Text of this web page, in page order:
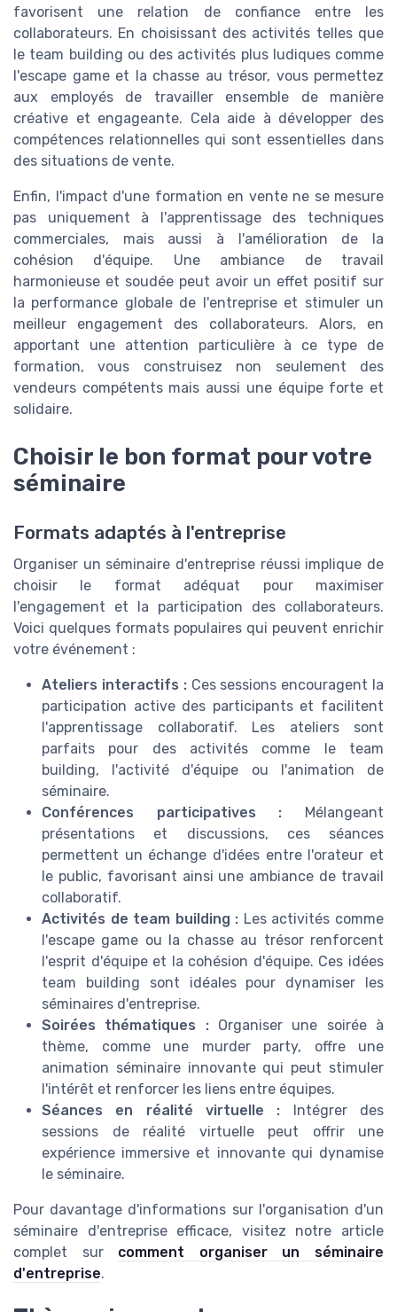
favorisent une relation de confiance entre les
collaborateurs. En choisissant des activités telles que
le team building ou des activités plus ludiques comme
l'escape game et la chasse au trésor, vous permettez
aux employés de travailler ensemble de manière
créative et engageante. Cela aide à développer des
compétences relationnelles qui sont essentielles dans
des situations de vente.
Enfin, l'impact d'une formation en vente ne se mesure
pas uniquement à l'apprentissage des techniques
commerciales, mais aussi à l'amélioration de la
cohésion d'équipe. Une ambiance de travail
harmonieuse et soudée peut avoir un effet positif sur
la performance globale de l'entreprise et stimuler un
meilleur engagement des collaborateurs. Alors, en
apportant une attention particulière à ce type de
formation, vous construisez non seulement des
vendeurs compétents mais aussi une équipe forte et
solidaire.
Choisir le bon format pour votre
séminaire
Formats adaptés à l'entreprise
Organiser un séminaire d'entreprise réussi implique de
choisir le format adéquat pour maximiser
l'engagement et la participation des collaborateurs.
Voici quelques formats populaires qui peuvent enrichir
votre événement :
Ateliers interactifs :Ces sessions encouragent la
participation active des participants et facilitent
l'apprentissage collaboratif. Les ateliers sont
parfaits pour des activités comme le team
building, l'activité d'équipe ou l'animation de
séminaire.
Conférences participatives : Mélangeant
présentations et discussions, ces séances
permettent un échange d'idées entre l'orateur et
le public, favorisant ainsi une ambiance de travail
collaboratif.
Activités de team building : Les activités comme
l'escape game ou la chasse au trésor renforcent
l'esprit d'équipe et la cohésion d'équipe. Ces idées
team building sont idéales pour dynamiser les
séminaires d'entreprise.
Soirées thématiques :Organiser une soirée à
thème, comme une murder party, offre une
animation séminaire innovante qui peut stimuler
l'intérêt et renforcer les liens entre équipes.
Séances en réalité virtuelle : Intégrer des
sessions de réalité virtuelle peut offrir une
expérience immersive et innovante qui dynamise
le séminaire.
Pour davantage d'informations sur l'organisation d'un
séminaire d'entreprise efficace, visitez notre article
complet sur comment organiser un séminaire
d'entreprise.